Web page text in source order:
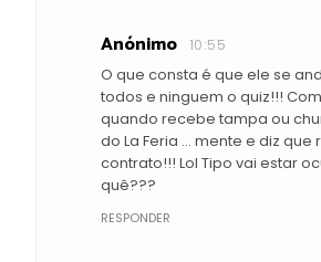
Anónimo 10:55
O que consta é que ele se
todos e ninguem o quiz!!!
quando recebe tampa ou
do La Feria ... mente e diz
contrato!!! Lol Tipo vai estar
quê???
RESPONDER